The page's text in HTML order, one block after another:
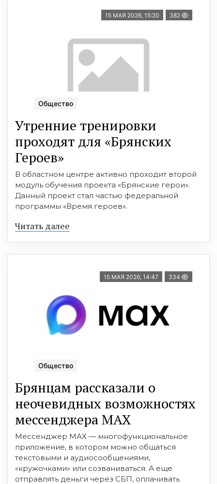
15 МАЯ 2026, 15:20 382
Общество
Утренние тренировки
проходят для «Брянских
Героев»
В областном центре активно проходит второй
модуль обучения проекта «Брянские герои».
Данный проект стал частью федеральной
программы «Время героев».
Читать далее
15 МАЯ 2026, 14:47 334
Общество
Брянцам рассказали о
неочевидных возможностях
мессенджера МАХ
Мессенджер МАХ — многофункциональное
приложение, в котором можно общаться
текстовыми и аудиосообщениями,
«кружочками» или созваниваться. А еще
отправлять деньги через СБП, оплачивать